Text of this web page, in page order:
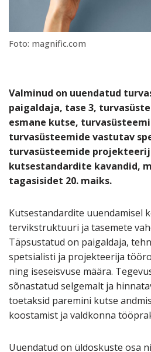
Foto: magnific.com
Valminud on uuendatud
paigaldaja, tase 3,
esmane kutse,
turvasüsteemide vastutav
turvasüsteemide
kutsestandardite kavandid,
tagasisidet 20. maiks.
Kutsestandardite uuendamisel
tervikstruktuuri ja tasemete
Täpsustatud on paigaldaja,
spetsialisti ja projekteerija
ning iseseisvuse määra.
sõnastatud selgemalt ja
toetaksid paremini kutse
koostamist ja valdkonna
Uuendatud on üldoskuste osa